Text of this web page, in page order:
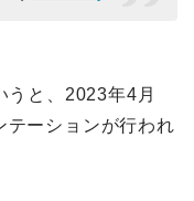
うと、2023年4月
テーションが行われ